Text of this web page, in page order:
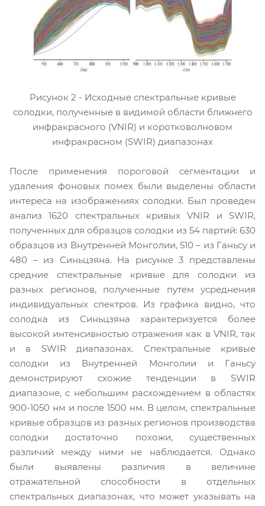
Рисунок 2 - Исходные спектральные кривые
солодки, полученные в видимой области ближнего
инфракрасного (VNIR) и коротковолновом
инфракрасном (SWIR) диапазонах
После применения пороговой сегментации и
удаления фоновых помех были выделены области
интереса на изображениях солодки. Был проведен
анализ 1620 спектральных кривых VNIR и SWIR,
полученных для образцов солодки из 54 партий: 630
образцов из Внутренней Монголии, 510 – из Ганьсу и
480 – из Синьцзяна. На рисунке 3 представлены
средние спектральные кривые для солодки из
разных регионов, полученные путем усреднения
индивидуальных спектров. Из графика видно, что
солодка из Синьцзяна характеризуется более
высокой интенсивностью отражения как в VNIR, так
и в SWIR диапазонах. Спектральные кривые
солодки из Внутренней Монголии и Ганьсу
демонстрируют схожие тенденции в SWIR
диапазоне, с небольшим расхождением в областях
900-1050 нм и после 1500 нм. В целом, спектральные
кривые образцов из разных регионов производства
солодки достаточно похожи, существенных
различий между ними не наблюдается. Однако
были выявлены различия в величине
отражательной способности в отдельных
спектральных диапазонах, что может указывать на